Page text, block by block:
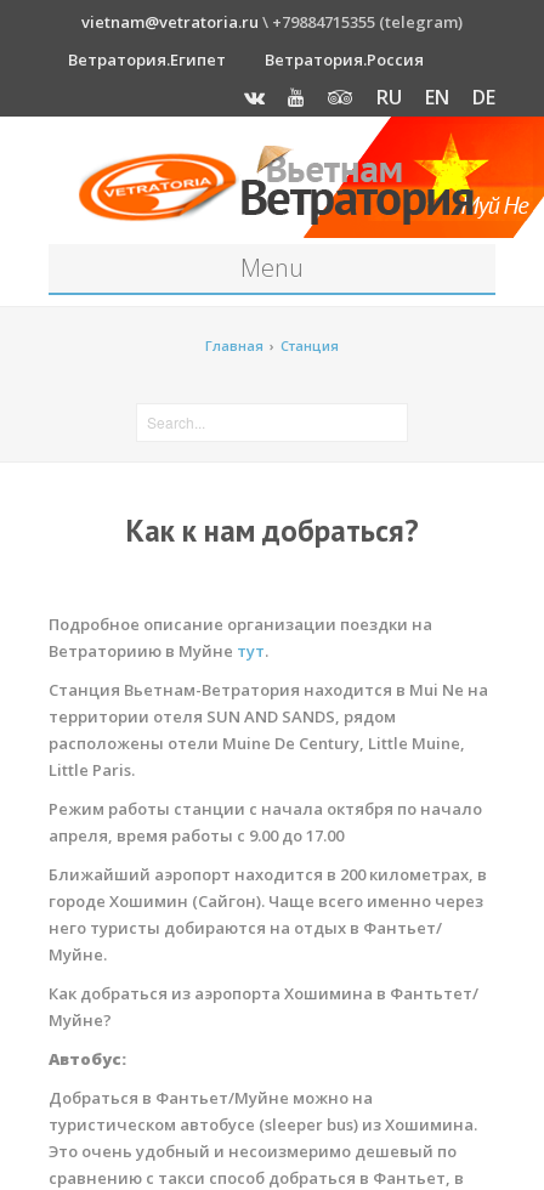
vietnam@vetratoria.ru \ +79884715355 (telegram)
Ветратория.Египет
Ветратория.Россия
RU EN DE
Menu
RRD Russian Cup
Новости
Медиа
Фото
Места катания
Наши станции
Ветратория.Дахаб
Обучение Виндсерфингу
Прокат виндсерфинга и винг фойла
Главная › Станция
Как к нам добраться?
Подробное описание организации поездки на
Ветраториию в Муйне тут.
Станция Вьетнам-Ветратория находится в Mui Ne на
территории отеля SUN AND SANDS, рядом
расположены отели Muine De Century, Little Muine,
Little Paris.
Режим работы станции с начала октября по начало
апреля, время работы с 9.00 до 17.00
Ближайший аэропорт находится в 200 километрах, в
городе Хошимин (Сайгон). Чаще всего именно через
него туристы добираются на отдых в Фантьет/
Муйне.
Как добраться из аэропорта Хошимина в Фантьтет/
Муйне?
Автобус:
Добраться в Фантьет/Муйне можно на
туристическом автобусе (sleeper bus) из Хошимина.
Это очень удобный и несоизмеримо дешевый по
сравнению с такси способ добраться в Фантьет, в